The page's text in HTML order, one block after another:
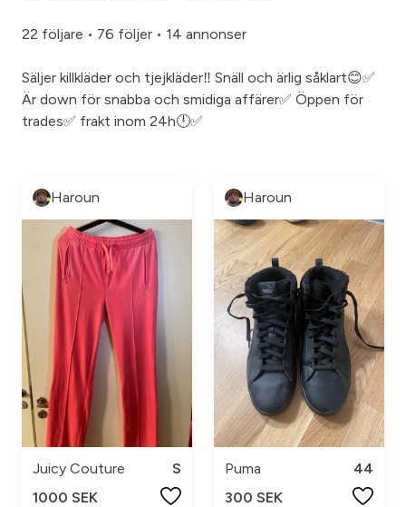
22 följare • 76 följer • 14 annonser
Säljer killkläder och tjejkläder‼️ Snäll och ärlig såklart😊✅
Är down för snabba och smidiga affärer✅ Öppen för
trades✅ frakt inom 24h🕛✅
Haroun
Juicy Couture
S
1000 SEK
Haroun
Puma
44
300 SEK